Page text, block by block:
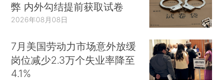
弊 内外勾结提前获取试卷
2026年08月08日
7月美国劳动力市场意外放缓
岗位减少2.3万个失业率降至
4.1%